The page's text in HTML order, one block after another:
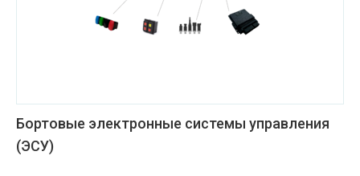
Бортовые электронные системы управления
(ЭСУ)